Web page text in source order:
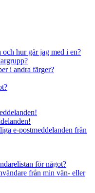
hur går jag med i en?
i andra färger?
e-postmeddelanden från
för något?
från min vän- eller